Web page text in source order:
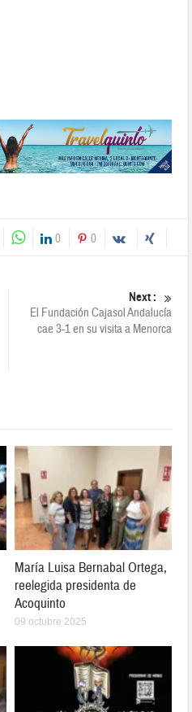
0 0
Next :
El Fundación Cajasol Andalucía
cae 3-1 en su visita a Menorca
María Luisa Bernabal Ortega,
reelegida presidenta de
Acoquinto
09 octubre 2025